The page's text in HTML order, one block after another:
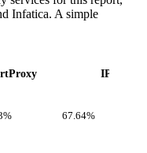
Infatica. A simple
IPRoyal
67.64%